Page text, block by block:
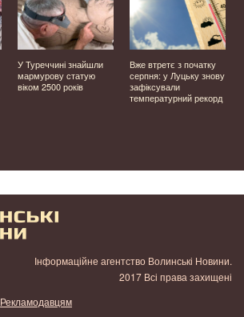
У Туреччині знайшли
мармурову статую
віком 2500 років
Вже втретє з початку
серпня: у Луцьку знову
зафіксували
температурний рекорд
Інформаційне агентство Волинські Новини.
2017 Всі права захищені
Рекламодавцям